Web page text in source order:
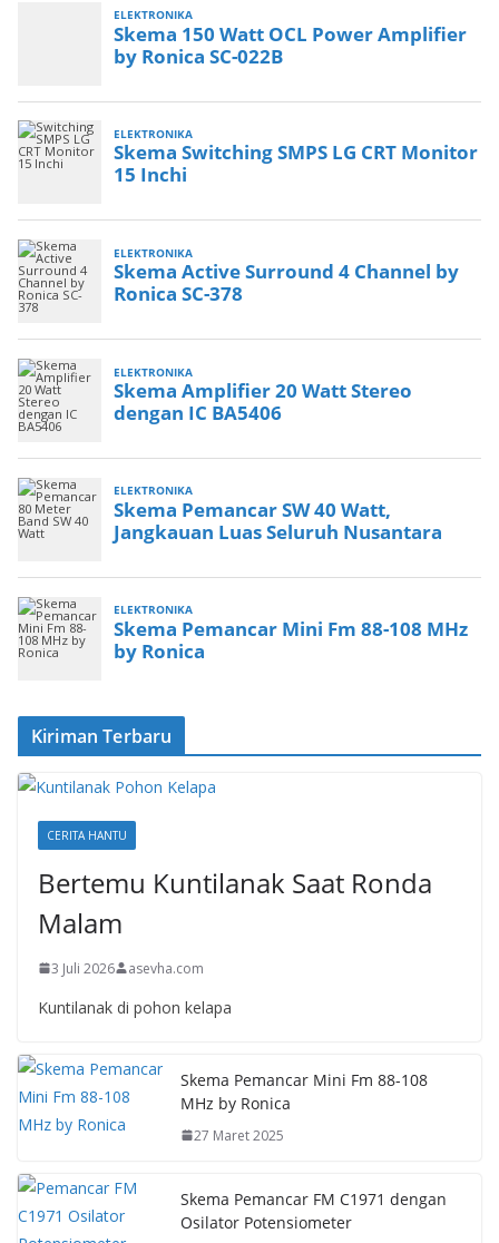
Kiriman Terbaru
CERITA HANTU
Bertemu Kuntilanak Saat Ronda
Malam
3 Juli 2026 asevha.com
Kuntilanak di pohon kelapa
Skema Pemancar Mini Fm 88-108
MHz by Ronica
27 Maret 2025
Skema Pemancar FM C1971 dengan
Osilator Potensiometer